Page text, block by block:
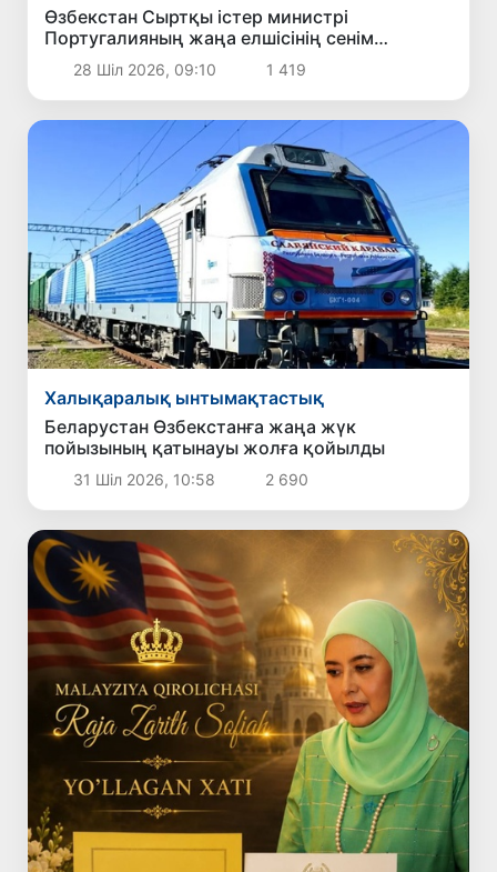
Өзбекстан Сыртқы істер министрі
Португалияның жаңа елшісінің сенім
грамоталарын қабылдады
28 Шіл 2026, 09:10 1 419
Халықаралық ынтымақтастық
Беларустан Өзбекстанға жаңа жүк
пойызының қатынауы жолға қойылды
31 Шіл 2026, 10:58 2 690